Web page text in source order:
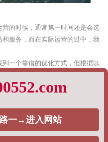
的时候，通常第一时间还是会选
服务，而在实际运营的过中，我
一个靠谱的优化方式，但根据以
方实际上是不清楚快速排名策略